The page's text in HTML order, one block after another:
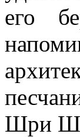
его
Шри